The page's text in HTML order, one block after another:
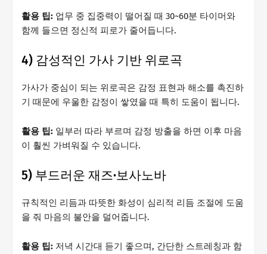
활용 팁: 업무 중 집중력이 떨어질 때 30~60분 타이머와
함께 들으면 정신적 피로가 줄어듭니다.
4) 감성적인 가사 기반 위로곡
가사가 중심이 되는 위로곡은 감정 표현과 해소를 촉진하
기 때문에 우울한 감정이 쌓였을 때 특히 도움이 됩니다.
활용 팁: 일부러 따라 부르며 감정 방출을 하면 이후 마음
이 훨씬 가벼워질 수 있습니다.
5) 부드러운 재즈·보사노바
규칙적인 리듬과 따뜻한 화성이 심리적 리듬 조절에 도움
을 줘 마음의 불안을 덜어줍니다.
활용 팁: 저녁 시간대 듣기 좋으며, 간단한 스트레칭과 함